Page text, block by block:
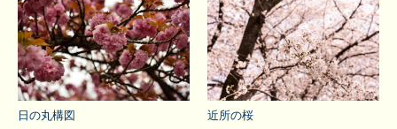
日の丸構図 近所の桜